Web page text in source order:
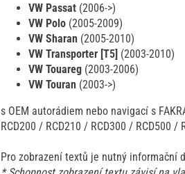
VW Passat (2006->)
VW Polo (2005-2009)
VW Sharan (2005-2010)
VW Transporter [T5] (2003-2010)
VW Touareg (2003-2006)
VW Touran (2003->)
s OEM autorádiem nebo navigací s
RCD200 / RCD210 / RCD300 / RCD500 /
Pro zobrazení textů je nutný informační